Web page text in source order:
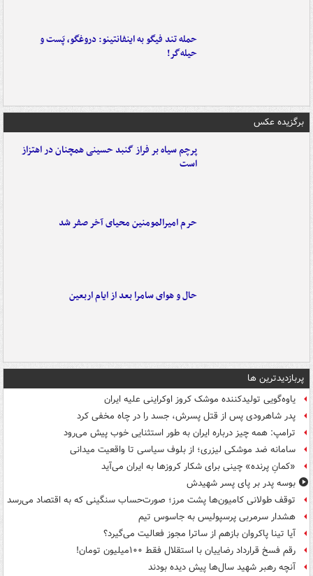
حمله تند فیگو به اینفانتینو: دروغگو، پَست‌ و
حیله‌گر!
برگزیده عکس
پرچم سیاه بر فراز گنبد حسینی همچنان در اهتزاز
است
حرم امیرالمومنین محیای آخر صفر شد
حال و هوای سامرا بعد از ایام اربعین
پربازدیدترین ها
یاوه‌گویی تولیدکننده موشک کروز اوکراینی علیه ایران
پدر شاهرودی پس از قتل پسرش، جسد را در چاه مخفی کرد
ترامپ: همه چیز درباره ایران به طور استثنایی خوب پیش می‌رود
سامانه ضد موشکی لیزری؛ از بلوف سیاسی تا واقعیت میدانی
«کمانِ پرنده» چینی برای شکار کروزها به ایران می‌آید
بوسه‌ پدر بر پای پسر شهیدش
توقف طولانی کامیون‌ها پشت مرز؛ صورت‌حساب سنگینی که به اقتصاد می‌رسد
هشدار سرمربی پرسپولیس به جاسوس تیم
آیا تینا پاکروان بازهم از ساترا مجوز فعالیت می‌گیرد؟
رقم فسخ قرارداد رضاییان با استقلال فقط ۱۰۰میلیون تومان!
آنچه رهبر شهید سال‌ها پیش دیده بودند